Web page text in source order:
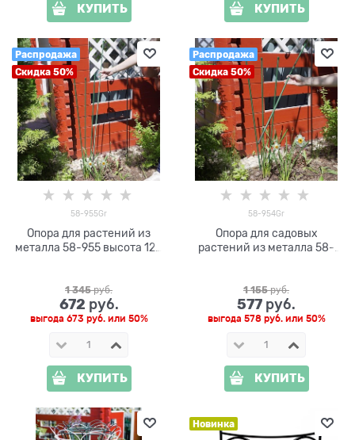
КУПИТЬ КУПИТЬ
Распродажа
Скидка 50%
58-955Gr
Опора для растений из
металла 58-955 высота 120
1 345 руб.
672 руб.
выгода 673 руб.или 50%
КУПИТЬ
Распродажа
Скидка 50%
58-954Gr
Опора для садовых
растений из металла 58-
1 155 руб.
577 руб.
выгода 578 руб.или 50%
КУПИТЬ
Новинка